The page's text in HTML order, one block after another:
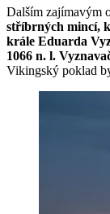
Dalším zajímavým
stříbrných mincí,
krále Eduarda
1066 n. l.
Vikingský poklad